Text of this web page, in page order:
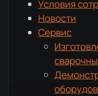
Условия
Новости
Сервис